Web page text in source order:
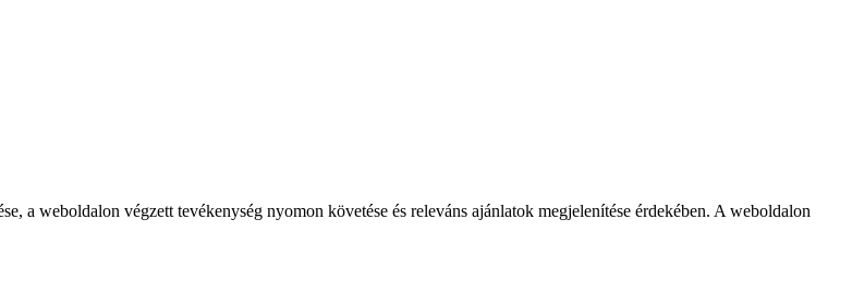
a weboldalon végzett tevékenység nyomon követése és releváns ajánlatok megjelenítése érdekében. A weboldalon